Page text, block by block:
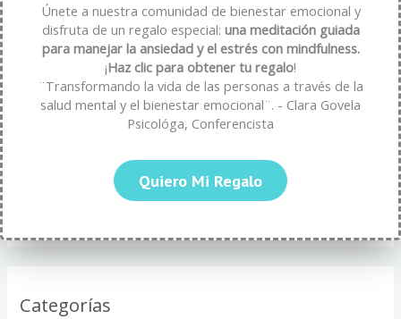
Únete a nuestra comunidad de bienestar emocional y
disfruta de un regalo especial: una meditación guiada
para manejar la ansiedad y el estrés con mindfulness.
¡Haz clic para obtener tu regalo!
¨Transformando la vida de las personas a través de la
salud mental y el bienestar emocional¨. - Clara Govela
Psicológa, Conferencista
Quiero Mi Regalo
Beneficios psicológicos de la paciencia: una virtud que
fortalece tu bienestar emocional
cómo transformar la frustración en oportunidad
Estrategías para Evitar el Agotamiento por Autoexigencia
Mindfulness y Neurolingüística: Transformando tu Bienestar
Cómo el Lenguaje y la Neurolingüística Fortalecen tu
Resiliencia Emocional
Categorías